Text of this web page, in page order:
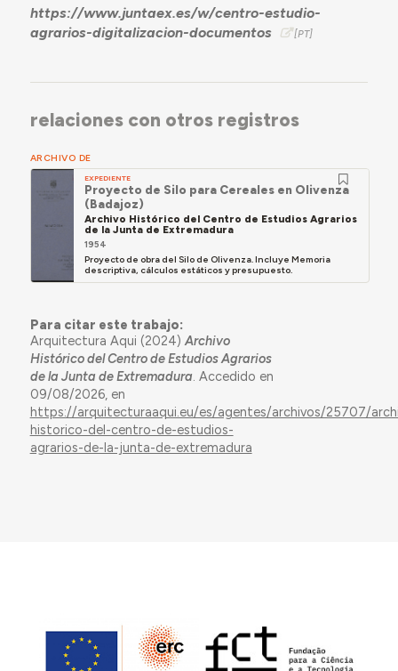
https://www.juntaex.es/w/centro-estudio-
agrarios-digitalizacion-documentos
relaciones con otros registros
ARCHIVO DE
EXPEDIENTE
Proyecto de Silo para Cereales en Olivenza
(Badajoz)
Archivo Histórico del Centro de Estudios Agrarios
de la Junta de Extremadura
1954
Proyecto de obra del Silo de Olivenza. Incluye Memoria
descriptiva, cálculos estáticos y presupuesto.
Para citar este trabajo:
Arquitectura Aqui (2024)Archivo
Histórico del Centro de Estudios Agrarios
de la Junta de Extremadura. Accedido en
09/08/2026, en
https://arquitecturaaqui.eu/es/agentes/archivos/25707/
historico-del-centro-de-estudios-
agrarios-de-la-junta-de-extremadura